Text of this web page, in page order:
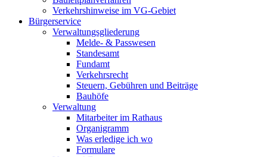
Verkehrshinweise im VG-Gebiet
Bürgerservice
Verwaltungsgliederung
Melde- & Passwesen
Standesamt
Fundamt
Verkehrsrecht
Steuern, Gebühren und Beiträge
Bauhöfe
Verwaltung
Mitarbeiter im Rathaus
Organigramm
Was erledige ich wo
Formulare